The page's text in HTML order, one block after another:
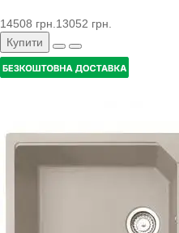
14508 грн. 13052 грн.
Купити